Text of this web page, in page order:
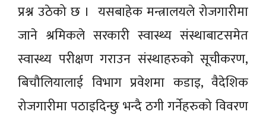
प्रश्न उठेको छ । यसबाहेक मन्त्रालयले रोजगारीमा
जाने श्रमिकले सरकारी स्वास्थ्य संस्थाबाटसमेत
स्वास्थ्य परीक्षण गराउन संस्थाहरुको सूचीकरण,
बिचौलियालाई विभाग प्रवेशमा कडाइ, वैदेशिक
रोजगारीमा पठाइदिन्छु भन्दै ठगी गर्नेहरुको विवरण